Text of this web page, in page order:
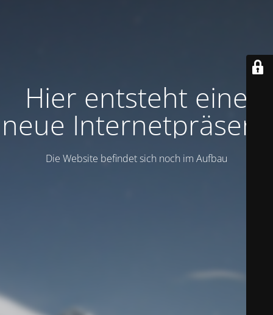
Hier entsteht eine
neue Internetpräsenz
Die Website befindet sich noch im Aufbau